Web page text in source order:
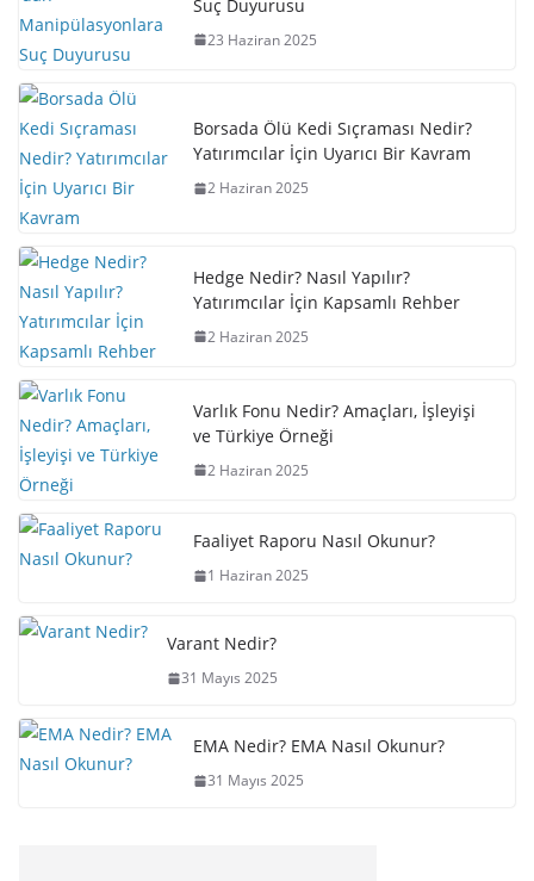
Suç Duyurusu
23 Haziran 2025
Borsada Ölü Kedi Sıçraması Nedir?
Yatırımcılar İçin Uyarıcı Bir Kavram
2 Haziran 2025
Hedge Nedir? Nasıl Yapılır?
Yatırımcılar İçin Kapsamlı Rehber
2 Haziran 2025
Varlık Fonu Nedir? Amaçları, İşleyişi
ve Türkiye Örneği
2 Haziran 2025
Faaliyet Raporu Nasıl Okunur?
1 Haziran 2025
Varant Nedir?
31 Mayıs 2025
EMA Nedir? EMA Nasıl Okunur?
31 Mayıs 2025